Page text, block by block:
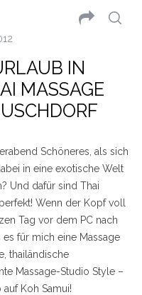
IN
MASSAGE
Schöneres, als sich
in eine exotische Welt
Und dafür sind Thai
Wenn der Kopf voll
Tag vor dem PC nach
für mich eine Massage
thailändische
Massage-Studio Style –
Koh Samui!